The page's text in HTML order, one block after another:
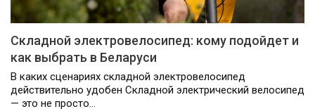
Складной электровелосипед: кому подойдет и
как выбрать в Беларуси
В каких сценариях складной электровелосипед
действительно удобен Складной электрический велосипед
— это не просто…